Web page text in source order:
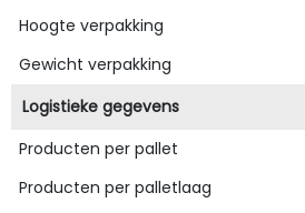
Hoogte verpakking
Gewicht verpakking
Logistieke gegevens
Producten per pallet
Producten per palletlaag